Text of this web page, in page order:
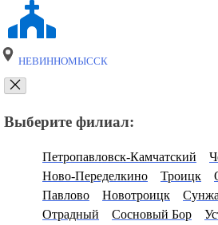
НЕВИННОМЫССК
Выберите филиал:
Петропавловск-Камчатский
Ново-Переделкино
Троицк
Павлово
Новотроицк
Отрадный
Сосновый Бор